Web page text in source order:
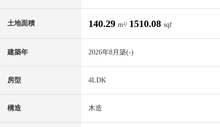
土地面積 140.29 m²/ 1510.08 sqf
建築年 2026年8月築(-)
房型 4LDK
構造 木造